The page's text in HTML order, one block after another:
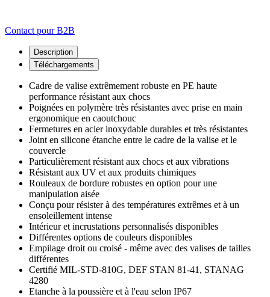
Contact pour B2B
Description
Téléchargements
Cadre de valise extrêmement robuste en PE haute
performance résistant aux chocs
Poignées en polymère très résistantes avec prise en main
ergonomique en caoutchouc
Fermetures en acier inoxydable durables et très résistantes
Joint en silicone étanche entre le cadre de la valise et le
couvercle
Particulièrement résistant aux chocs et aux vibrations
Résistant aux UV et aux produits chimiques
Rouleaux de bordure robustes en option pour une
manipulation aisée
Conçu pour résister à des températures extrêmes et à un
ensoleillement intense
Intérieur et incrustations personnalisés disponibles
Différentes options de couleurs disponibles
Empilage droit ou croisé - même avec des valises de tailles
différentes
Certifié MIL-STD-810G, DEF STAN 81-41, STANAG
4280
Etanche à la poussière et à l'eau selon IP67